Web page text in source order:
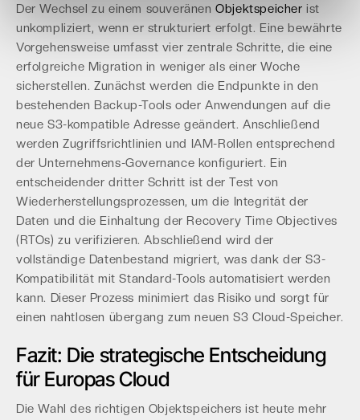
Der Wechsel zu einem souveränenObjektspeicher ist
unkompliziert, wenn er strukturiert erfolgt. Eine bewährte
Vorgehensweise umfasst vier zentrale Schritte, die eine
erfolgreiche Migration in weniger als einer Woche
sicherstellen. Zunächst werden die Endpunkte in den
bestehenden Backup-Tools oder Anwendungen auf die
neue S3-kompatible Adresse geändert. Anschließend
werden Zugriffsrichtlinien und IAM-Rollen entsprechend
der Unternehmens-Governance konfiguriert. Ein
entscheidender dritter Schritt ist der Test von
Wiederherstellungsprozessen, um die Integrität der
Daten und die Einhaltung der Recovery Time Objectives
(RTOs) zu verifizieren. Abschließend wird der
vollständige Datenbestand migriert, was dank der S3-
Kompatibilität mit Standard-Tools automatisiert werden
kann. Dieser Prozess minimiert das Risiko und sorgt für
einen nahtlosen übergang zum neuen S3 Cloud-Speicher.
Fazit: Die strategische Entscheidung
für Europas Cloud
Die Wahl des richtigen Objektspeichers ist heute mehr